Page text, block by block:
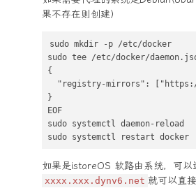
果不存在则创建）
sudo mkdir -p /etc/docker
sudo tee /etc/docker/
{
"registry-mirrors":
}
EOF
sudo systemctl daemon-reload
sudo systemctl restart docker
如果是istoreOS 软路由系统，可
xxxx.xxx.dynv6.net 就可以直